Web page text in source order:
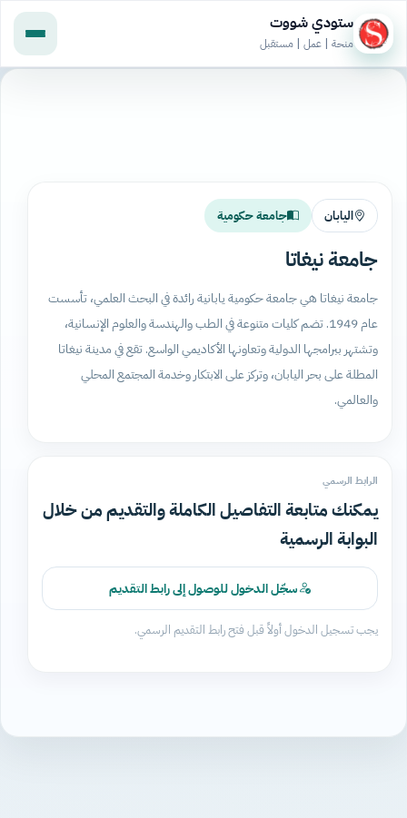
ستودي شووت
منحة | عمل | مستقبل
اليابان جامعة حكومية
جامعة نيغاتا
جامعة نيغاتا هي جامعة حكومية يابانية رائدة في البحث العلمي، تأسست
عام 1949. تضم كليات متنوعة في الطب والهندسة والعلوم الإنسانية،
وتشتهر ببرامجها الدولية وتعاونها الأكاديمي الواسع. تقع في مدينة نيغاتا
المطلة على بحر اليابان، وتركز على الابتكار وخدمة المجتمع المحلي
والعالمي.
الرابط الرسمي
يمكنك متابعة التفاصيل الكاملة والتقديم من خلال
البوابة الرسمية
سجّل الدخول للوصول إلى رابط التقديم
يجب تسجيل الدخول أولاً قبل فتح رابط التقديم الرسمي.